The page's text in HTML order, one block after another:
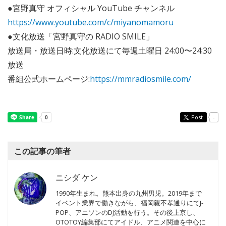
●宮野真守 オフィシャル YouTube チャンネル
https://www.youtube.com/c/miyanomamoru
●文化放送「宮野真守の RADIO SMILE」
放送局・放送日時:文化放送にて毎週土曜日 24:00〜24:30
放送
番組公式ホームページ:https://mmradiosmile.com/
Post -
この記事の筆者
ニシダ ケン
1990年生まれ。熊本出身の九州男児。2019年まで
イベント業界で働きながら、福岡親不孝通りにてJ-
POP、アニソンのDJ活動を行う。その後上京し、
OTOTOY編集部にてアイドル、アニメ関連を中心に